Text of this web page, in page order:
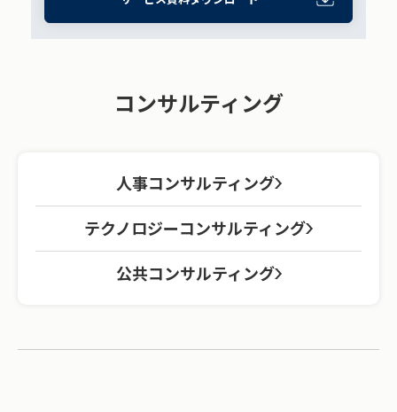
コンサルティング
人事コンサルティング
テクノロジーコンサルティング
公共コンサルティング